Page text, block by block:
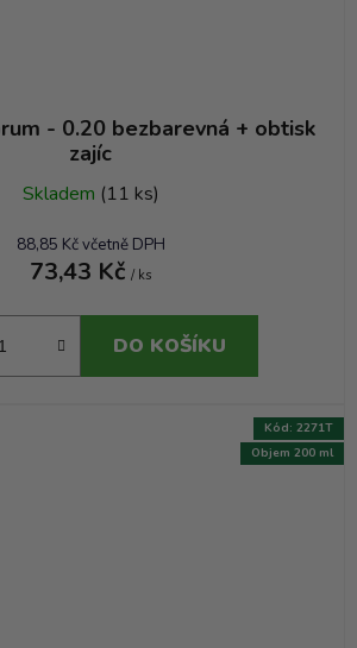
- 0.20 bezbarevná + obtisk
zajíc
Skladem (11 ks)
88,85 Kč včetně DPH
73,43 Kč / ks
DO KOŠÍKU
Objem 200 ml
Kód: 2271T